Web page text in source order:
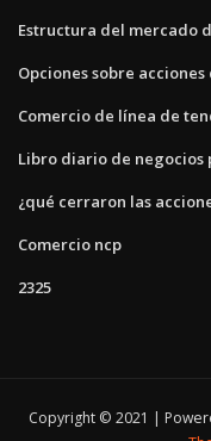
Estructura del mercado
Opciones sobre
Comercio de línea de
Libro diario de negocios
¿qué cerraron las
Comercio ncp
2325
Copyright © 2021 |